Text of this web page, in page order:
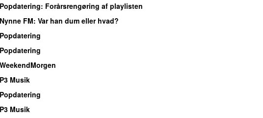
Popdatering: Forårsrengøring af playlisten
Nynne FM: Var han dum eller hvad?
Popdatering
Popdatering
WeekendMorgen
P3 Musik
Popdatering
P3 Musik